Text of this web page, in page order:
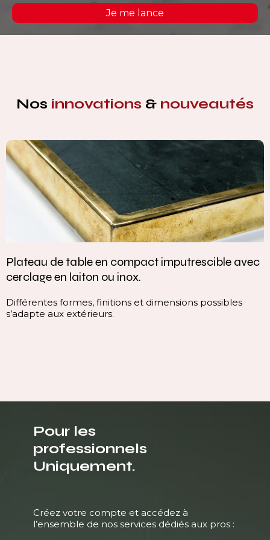
Je me lance
Nos innovations & nouveautés
Plateau de table en compact imputrescible avec
cerclage en laiton ou inox.
Différentes formes, finitions et dimensions possibles
s’adapte aux extérieurs.
Pour les
professionnels
Uniquement.
Créez votre compte et accédez à
l’ensemble de nos services dédiés aux pros :